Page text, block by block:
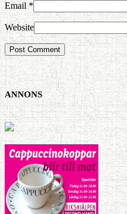
Email *
Website
ANNONS